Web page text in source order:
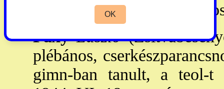
János
PaxyLászló
plébános,
gimn-ban tanult, a teol-t
OK